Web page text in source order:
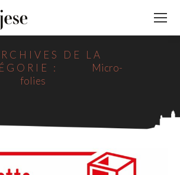
DE LA
:
Micro-
folies